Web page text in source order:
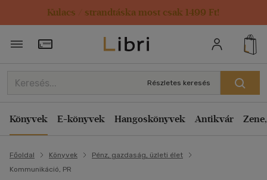
Kulacs / strandtáska most csak 1499 Ft!
Törzsvásárlói Kártya adatai
Részletes keresés
Könyvek E-könyvek Hangoskönyvek Antikvár
Főoldal Könyvek
Pénz, gazdaság, üzleti élet
Kommunikáció, PR